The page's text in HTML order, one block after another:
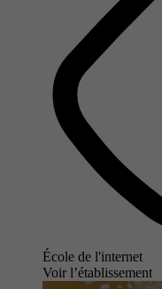
École de l'internet
Voir l’établissement